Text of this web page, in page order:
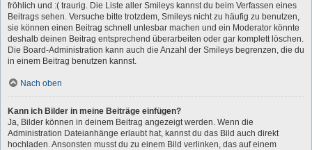
fröhlich und :( traurig. Die Liste aller Smileys kannst du beim Verfassen eines
Beitrags sehen. Versuche bitte trotzdem, Smileys nicht zu häufig zu benutzen,
sie können einen Beitrag schnell unlesbar machen und ein Moderator könnte
deshalb deinen Beitrag entsprechend überarbeiten oder gar komplett löschen.
Die Board-Administration kann auch die Anzahl der Smileys begrenzen, die du
in einem Beitrag benutzen kannst.
Nach oben
Kann ich Bilder in meine Beiträge einfügen?
Ja, Bilder können in deinem Beitrag angezeigt werden. Wenn die
Administration Dateianhänge erlaubt hat, kannst du das Bild auch direkt
hochladen. Ansonsten musst du zu einem Bild verlinken, das auf einem